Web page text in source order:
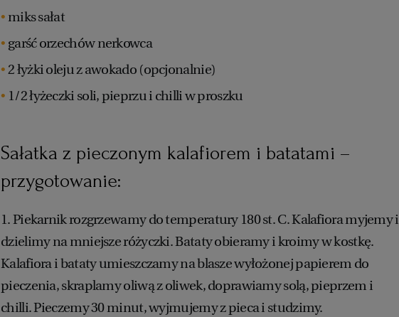
miks sałat
garść orzechów nerkowca
2 łyżki oleju z awokado (opcjonalnie)
1/2 łyżeczki soli, pieprzu i chilli w proszku
Sałatka z pieczonym kalafiorem i batatami –
przygotowanie:
1. Piekarnik rozgrzewamy do temperatury 180 st. C. Kalafiora myjemy i
dzielimy na mniejsze różyczki. Bataty obieramy i kroimy w kostkę.
Kalafiora i bataty umieszczamy na blasze wyłożonej papierem do
pieczenia, skraplamy oliwą z oliwek, doprawiamy solą, pieprzem i
chilli. Pieczemy 30 minut, wyjmujemy z pieca i studzimy.